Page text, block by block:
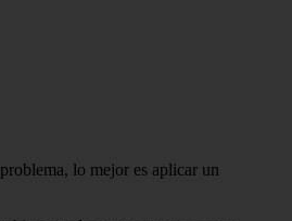
lo mejor es aplicar un